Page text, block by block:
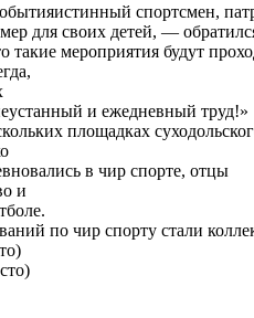
спортсмен,
для своих детей, —
такие мероприятия будут
и ежедневный труд!»
площадках
в чир спорте, отцы
и
по чир спорту стали